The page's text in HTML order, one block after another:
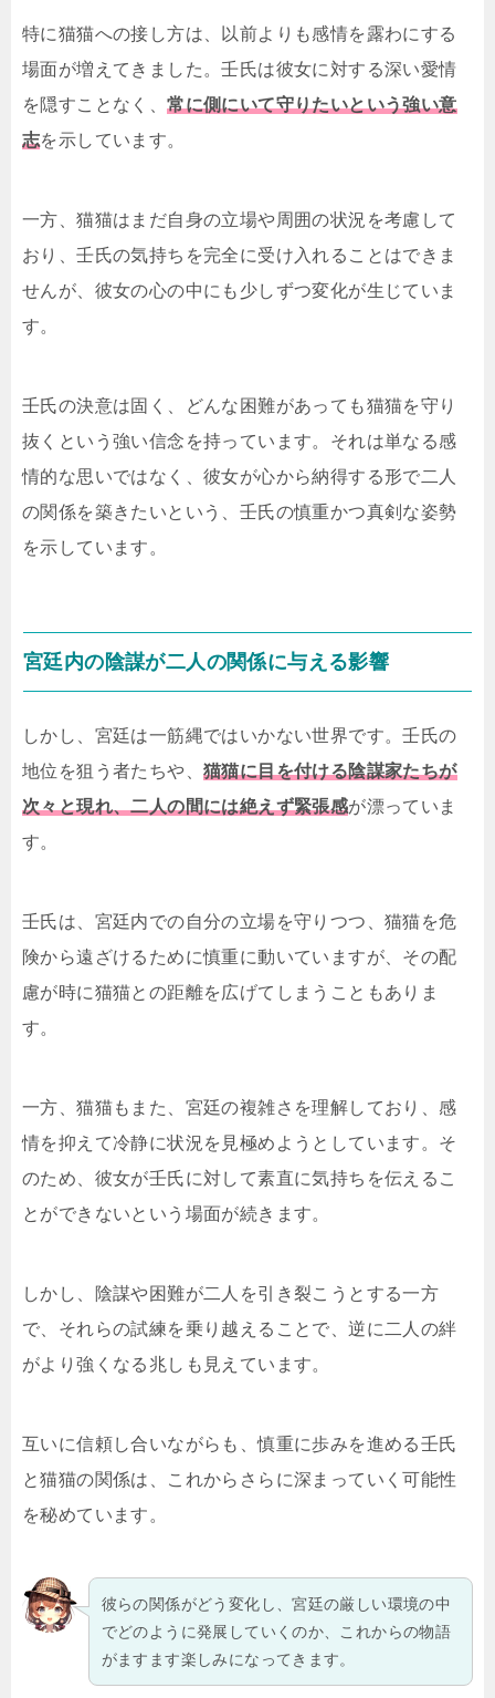
特に猫猫への接し方は、以前よりも感情を露わにする
場面が増えてきました。壬氏は彼女に対する深い愛情
を隠すことなく、常に側にいて守りたいという強い意
志を示しています。
一方、猫猫はまだ自身の立場や周囲の状況を考慮して
おり、壬氏の気持ちを完全に受け入れることはできま
せんが、彼女の心の中にも少しずつ変化が生じていま
す。
壬氏の決意は固く、どんな困難があっても猫猫を守り
抜くという強い信念を持っています。それは単なる感
情的な思いではなく、彼女が心から納得する形で二人
の関係を築きたいという、壬氏の慎重かつ真剣な姿勢
を示しています。
宮廷内の陰謀が二人の関係に与える影響
しかし、宮廷は一筋縄ではいかない世界です。壬氏の
地位を狙う者たちや、 猫猫に目を付ける陰謀家たちが
次々と現れ、二人の間には絶えず緊張感が漂っていま
す。
壬氏は、宮廷内での自分の立場を守りつつ、猫猫を危
険から遠ざけるために慎重に動いていますが、その配
慮が時に猫猫との距離を広げてしまうこともありま
す。
一方、猫猫もまた、宮廷の複雑さを理解しており、感
情を抑えて冷静に状況を見極めようとしています。そ
のため、彼女が壬氏に対して素直に気持ちを伝えるこ
とができないという場面が続きます。
しかし、陰謀や困難が二人を引き裂こうとする一方
で、それらの試練を乗り越えることで、逆に二人の絆
がより強くなる兆しも見えています。
互いに信頼し合いながらも、慎重に歩みを進める壬氏
と猫猫の関係は、これからさらに深まっていく可能性
を秘めています。
彼らの関係がどう変化し、宮廷の厳しい環境の中
でどのように発展していくのか、これからの物語
がますます楽しみになってきます。